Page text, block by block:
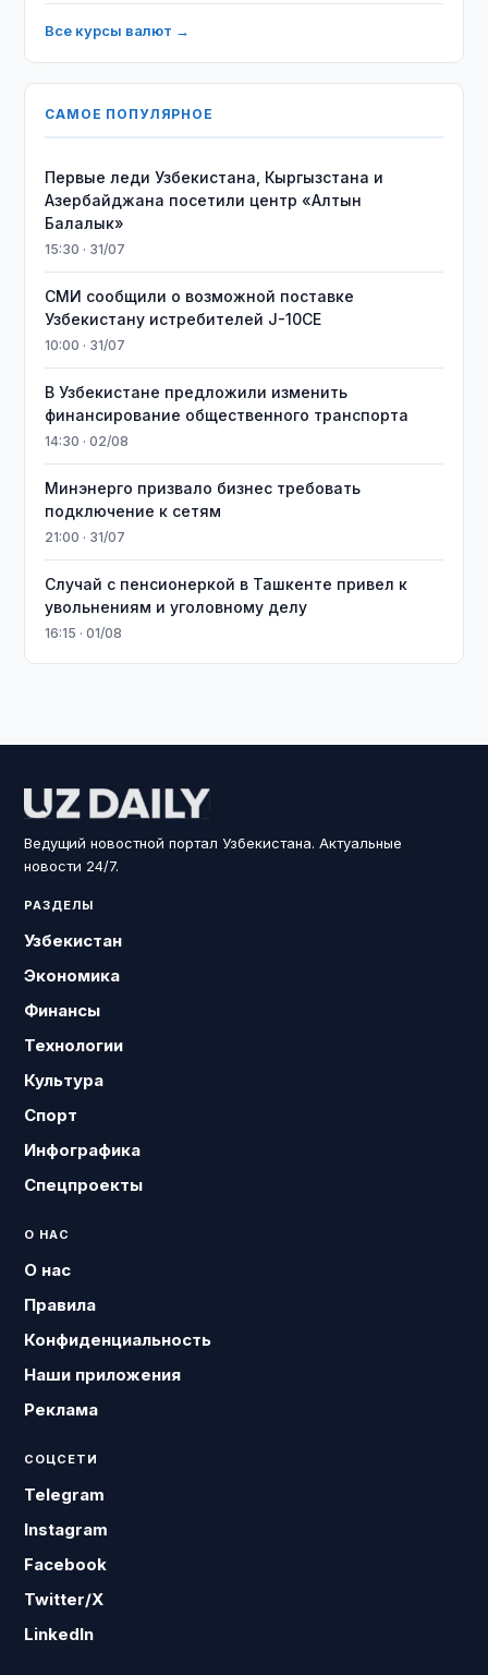
Все курсы валют →
САМОЕ ПОПУЛЯРНОЕ
Первые леди Узбекистана, Кыргызстана и
Азербайджана посетили центр «Алтын
Балалык»
15:30 · 31/07
СМИ сообщили о возможной поставке
Узбекистану истребителей J-10CE
10:00 · 31/07
В Узбекистане предложили изменить
финансирование общественного транспорта
14:30 · 02/08
Минэнерго призвало бизнес требовать
подключение к сетям
21:00 · 31/07
Случай с пенсионеркой в Ташкенте привел к
увольнениям и уголовному делу
16:15 · 01/08
Ведущий новостной портал Узбекистана. Актуальные
новости 24/7.
РАЗДЕЛЫ
Узбекистан
Экономика
Финансы
Технологии
Культура
Спорт
Инфографика
Спецпроекты
О НАС
О нас
Правила
Конфиденциальность
Наши приложения
Реклама
СОЦСЕТИ
Telegram
Instagram
Facebook
Twitter/X
LinkedIn